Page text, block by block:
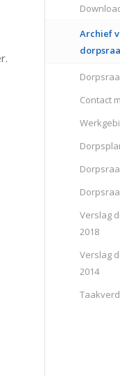
Archief
Contact
Verslag
2018
Verslag
2014